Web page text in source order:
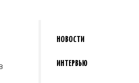
НОВОСТИ
ИНТЕРВЬЮ